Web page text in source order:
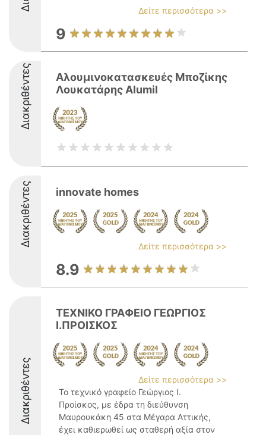
Δείτε περισσότερα >>
9
Διακριθέντες
Αλουμινοκατασκευές Μποζίκης
Λουκατάρης Alumil
Διακριθέντες innovate homes
Δείτε περισσότερα >>
8.9
Διακριθέντες
ΤΕΧΝΙΚΟ ΓΡΑΦΕΙΟ ΓΕΩΡΓΙΟΣ
Ι.ΠΡΟΙΣΚΟΣ
Δείτε περισσότερα >>
Το τεχνικό γραφείο Γεώργιος Ι.
Προίσκος, με έδρα τη διεύθυνση
Μαυρουκάκη 45 στα Μέγαρα Αττικής,
έχει καθιερωθεί ως σταθερή αξία στον